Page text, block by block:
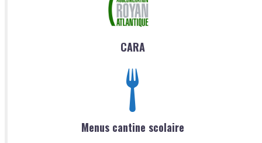
CARA
Menus cantine scolaire